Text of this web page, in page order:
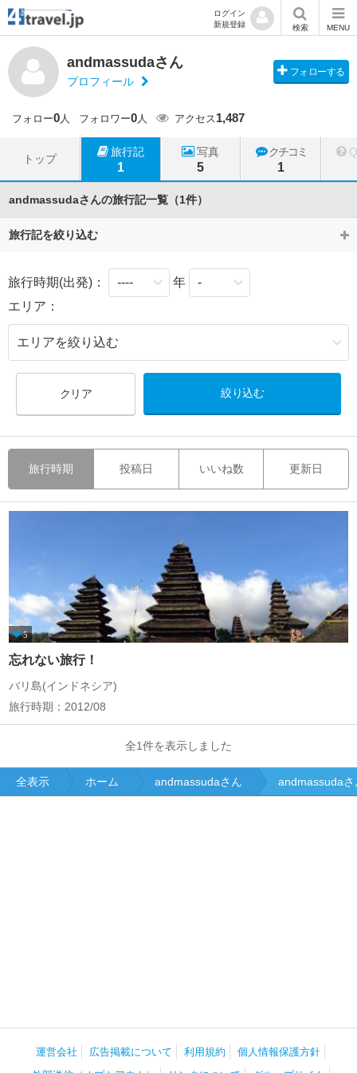
ログイン
新規登録
検索 MENU
andmassudaさん
プロフィール
フォローする
フォロー0人 フォロワー0人 アクセス1,487
トップ
旅行記
1
写真
5
クチコミ
1
andmassudaさんの旅行記一覧（1件）
旅行記を絞り込む
旅行時期(出発)：
年
エリア：
クリア
旅行時期 投稿日 いいね数 更新日
5
忘れない旅行！
バリ島(インドネシア)
旅行時期：2012/08
全1件を表示しました
全表示 ホーム andmassudaさん andmassuda
運営会社 広告掲載について 利用規約
個人情報保護方針